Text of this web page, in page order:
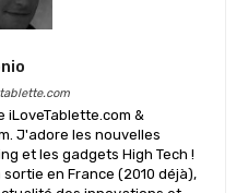
&
J'adore les nouvelles
et les gadgets High Tech !
en France (2010 déjà),